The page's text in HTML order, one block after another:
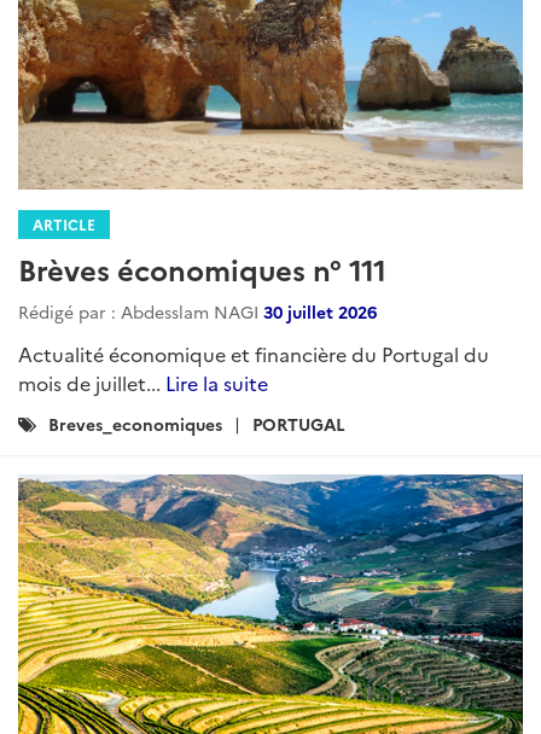
ARTICLE
Brèves économiques n° 111
Rédigé par : Abdesslam NAGI 30 juillet 2026
Actualité économique et financière du Portugal du
mois de juillet... Lire la suite
Catégories
Breves_economiques PORTUGAL